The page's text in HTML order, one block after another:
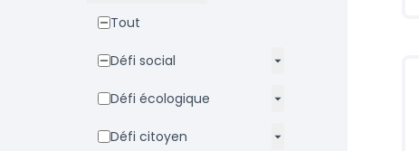
Tout
Défi social
Défi écologique
Défi citoyen